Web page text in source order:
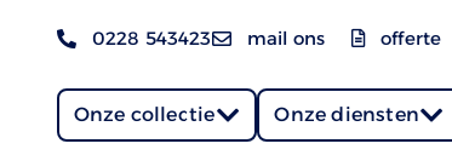
0228 543423 mail ons offerte
Onze collectie Onze diensten